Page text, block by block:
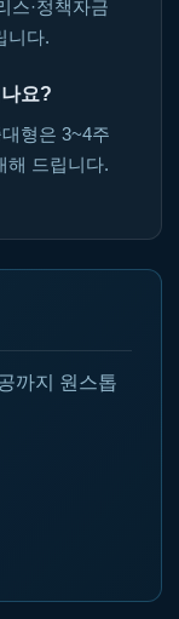
스·정책자금
니다.
요?
형은 3~4주
해 드립니다.
까지 원스톱